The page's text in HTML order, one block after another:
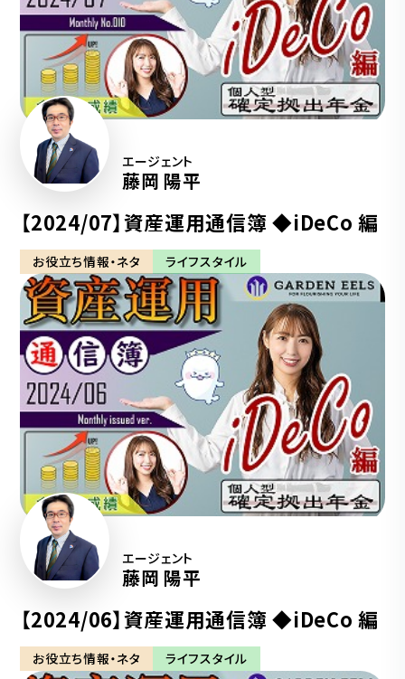
エージェント
藤岡 陽平
【2024/07】資産運用通信簿 ◆iDeCo 編
お役立ち情報・ネタ ライフスタイル
エージェント
藤岡 陽平
【2024/06】資産運用通信簿 ◆iDeCo 編
お役立ち情報・ネタ ライフスタイル